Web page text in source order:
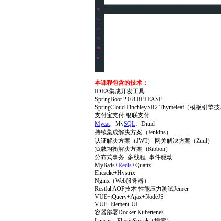
本课程包含的技术：
IDEA集成开发工具
SpringBoot 2.0.8.RELEASE
SpringCloud Finchley.SR2 Thymeleaf（模板引擎
支付宝支付 银联支付
Mycat、MySQL、Druid
持续集成解决方案（Jenkins）
认证解决方案（JWT） 网关解决方案（Zuul）
负载均衡解决方案（Ribbon）
分布式事务+多线程+事件驱动
MyBatis+Redis+Quartz
Ehcache+Hystrix
Nginx（Web服务器）
Restful AOP技术 性能压力测试Jemter
VUE+jQuery+Ajax+NodeJS
VUE+Element-UI
容器部署Docker Kubertenes